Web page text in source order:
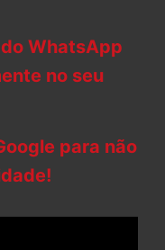
WhatsApp
no seu
para não